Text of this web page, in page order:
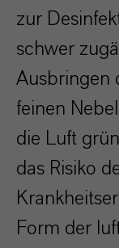
zur
schwer
Ausbringen
feinen
die Luft
das Risiko
Form der